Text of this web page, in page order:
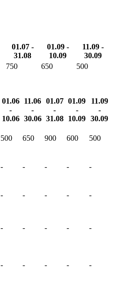
01.07 -
31.08
01.09 -
10.09
11.09 -
30.09
750 650 500
01.06
-
10.06
11.06
-
30.06
01.07
-
31.08
01.09
-
10.09
11.09
-
30.09
500 650 900 600 500
- - - - -
- - - - -
- - - - -
- - - - -